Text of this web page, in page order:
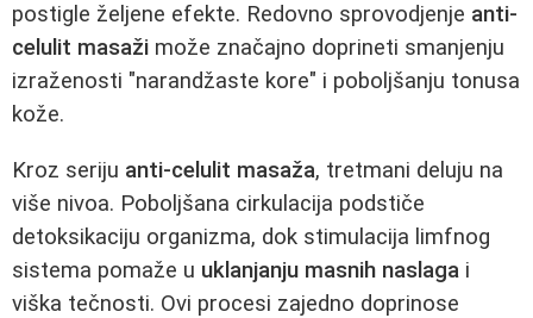
postigle željene efekte. Redovno sprovodjenje anti-
celulit masaži može značajno doprineti smanjenju
izraženosti "narandžaste kore" i poboljšanju tonusa
kože.
Kroz seriju anti-celulit masaža, tretmani deluju na
više nivoa. Poboljšana cirkulacija podstiče
detoksikaciju organizma, dok stimulacija limfnog
sistema pomaže u uklanjanju masnih naslaga i
viška tečnosti. Ovi procesi zajedno doprinose